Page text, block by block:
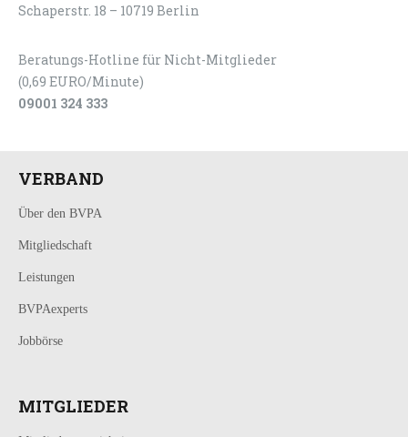
Schaperstr. 18 – 10719 Berlin
Beratungs-Hotline für Nicht-Mitglieder
(0,69 EURO/Minute)
09001 324 333
VERBAND
Über den BVPA
Mitgliedschaft
Leistungen
BVPAexperts
Jobbörse
MITGLIEDER